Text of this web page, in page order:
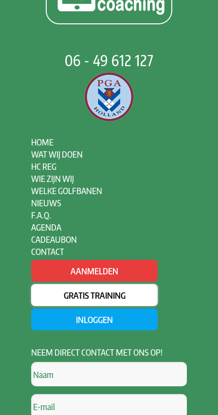
06 - 49 612 127
HOME
WAT WIJ DOEN
HC REG
WIE ZIJN WIJ
WELKE GOLFBANEN
NIEUWS
F.A.Q.
AGENDA
CADEAUBON
CONTACT
AANMELDEN
GRATIS TRAINING
INLOGGEN
NEEM DIRECT CONTACT MET ONS OP!